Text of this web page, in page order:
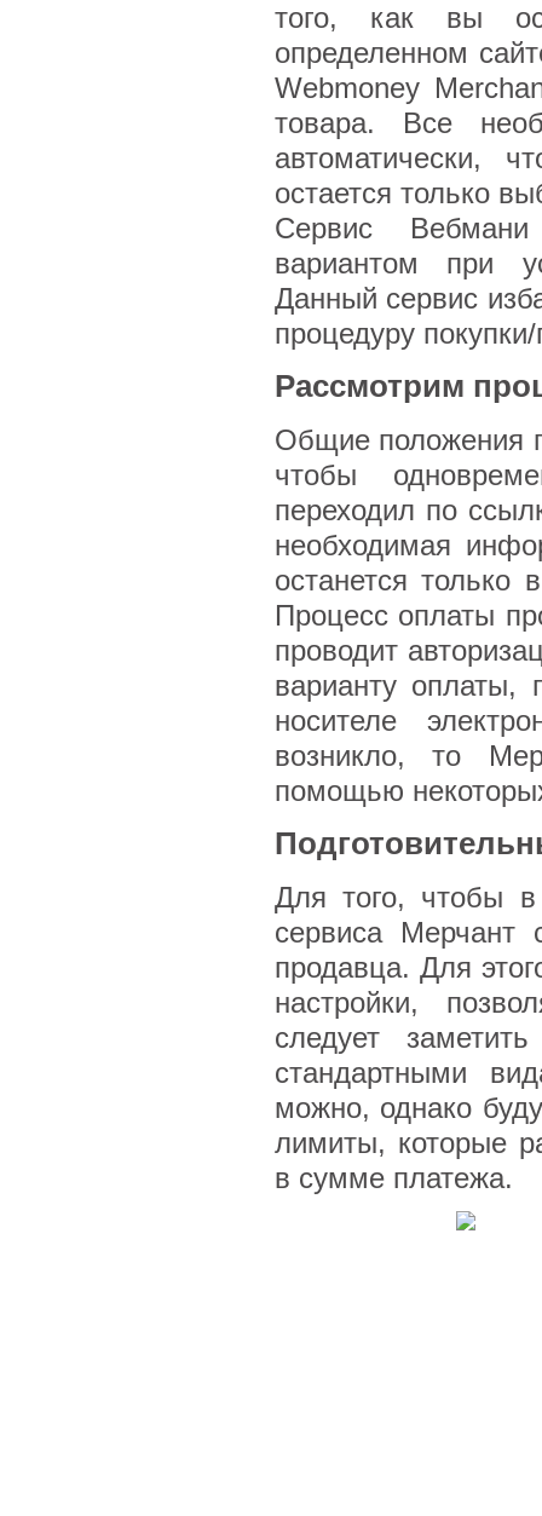
того, как вы
определенном
Webmoney
товара. Все
автоматически,
остается только
Сервис
вариантом при
Данный сервис
процедуру
Рассмотрим
Общие положения
чтобы
переходил по
необходимая
останется только
Процесс оплаты
проводит
варианту оплаты,
носителе
возникло, то
помощью
Для того, чтобы в
сервиса Мерчант
продавца. Для
настройки,
следует
стандартными
можно, однако
лимиты, которые
в сумме платежа.